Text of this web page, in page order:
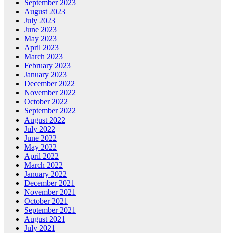
September 2023
August 2023
July 2023
June 2023
May 2023
April 2023
March 2023
February 2023
January 2023
December 2022
November 2022
October 2022
September 2022
August 2022
July 2022
June 2022
May 2022
April 2022
March 2022
January 2022
December 2021
November 2021
October 2021
September 2021
August 2021
July 2021